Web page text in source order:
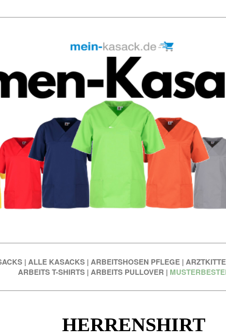
| ALLE KASACKS | ARBEITSHOSEN PFLEGE |
ARBEITS T-SHIRTS | ARBEITS PULLOVER |
HERRENSHIRT